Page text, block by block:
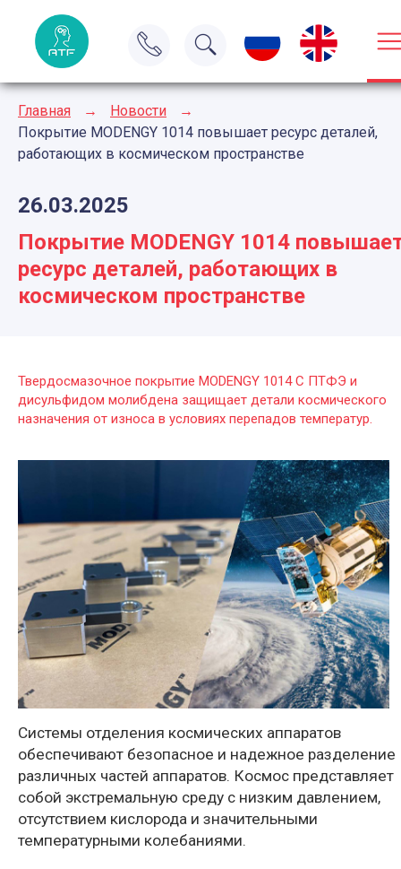
Главная → Новости
→
Покрытие MODENGY 1014 повышает ресурс деталей,
работающих в космическом пространстве
26.03.2025
Покрытие MODENGY 1014
ресурс деталей, работающих в
космическом пространстве
Твердосмазочное покрытие MODENGY 1014 С ПТФЭ и
дисульфидом молибдена защищает детали космического
назначения от износа в условиях перепадов температур.
Системы отделения космических аппаратов
обеспечивают безопасное и надежное разделение
различных частей аппаратов. Космос представляет
собой экстремальную среду с низким давлением,
отсутствием кислорода и значительными
температурными колебаниями.